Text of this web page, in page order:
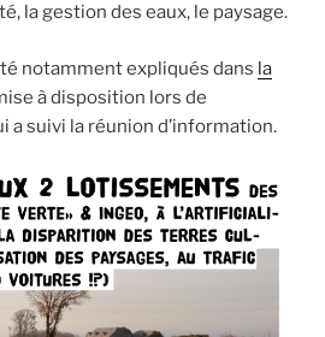
la gestion des eaux, le paysage.
notamment expliqués dans la
à disposition lors de
a suivi la réunion d’information.